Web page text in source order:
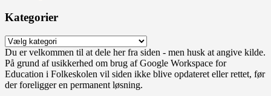
Kategorier
Kategorier
Du er velkommen til at dele her fra siden - men husk at angive kilde.
På grund af usikkerhed om brug af Google Workspace for
Education i Folkeskolen vil siden ikke blive opdateret eller rettet, før
der foreligger en permanent løsning.